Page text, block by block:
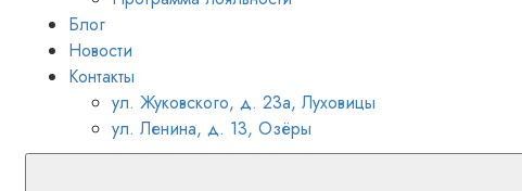
Блог
Новости
Контакты
ул. Жуковского, д. 23а, Луховицы
ул. Ленина, д. 13, Озёры